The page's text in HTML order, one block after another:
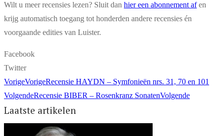
Wilt u meer recensies lezen? Sluit dan hier een abonnement afen
krijg automatisch toegang tot honderden andere recensies én
voorgaande edities van Luister.
Facebook
Twitter
VorigeVorigeRecensie HAYDN – Symfonieën nrs. 31, 70 en 101
VolgendeRecensie BIBER – Rosenkranz SonatenVolgende
Laatste artikelen